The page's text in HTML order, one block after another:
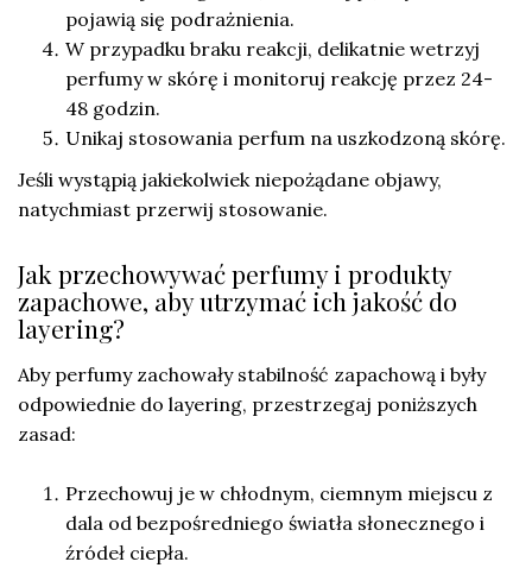
pojawią się podrażnienia.
W przypadku braku reakcji, delikatnie wetrzyj
perfumy w skórę i monitoruj reakcję przez 24-
48 godzin.
Unikaj stosowania perfum na uszkodzoną skórę.
Jeśli wystąpią jakiekolwiek niepożądane objawy,
natychmiast przerwij stosowanie.
Jak przechowywać perfumy i produkty
zapachowe, aby utrzymać ich jakość do
layering?
Aby perfumy zachowały stabilność zapachową i były
odpowiednie do layering, przestrzegaj poniższych
zasad:
Przechowuj je w chłodnym, ciemnym miejscu z
dala od bezpośredniego światła słonecznego i
źródeł ciepła.